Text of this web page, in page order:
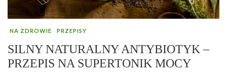
NA ZDROWIE PRZEPISY
SILNY NATURALNY ANTYBIOTYK –
PRZEPIS NA SUPERTONIK MOCY